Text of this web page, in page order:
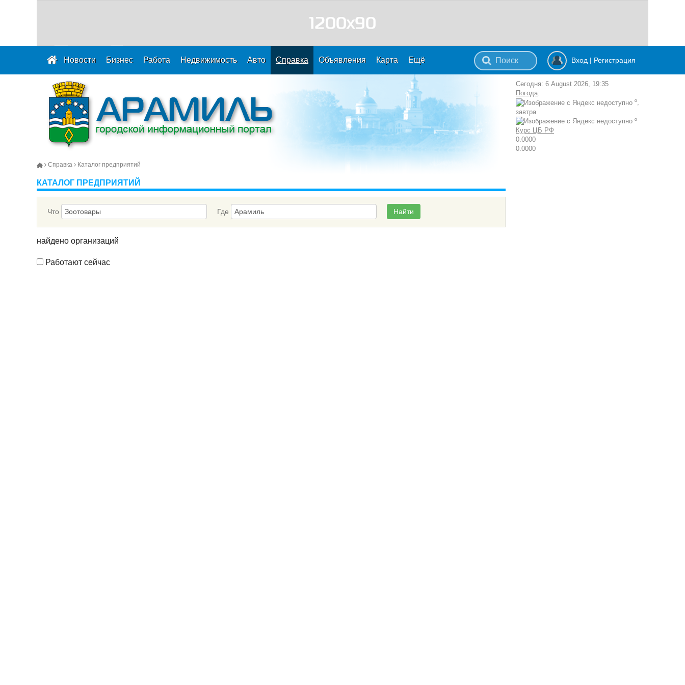
Новости Бизнес Работа Недвижимость Авто Справка Объявления Карта Ещё Вход | Регистрация
Сегодня: 6 August 2026, 19:35
Погода:
º,
завтра
º
Курс ЦБ РФ
0.0000
0.0000
Справка Каталог предприятий
КАТАЛОГ ПРЕДПРИЯТИЙ
Что Где
найдено организаций
Работают сейчас